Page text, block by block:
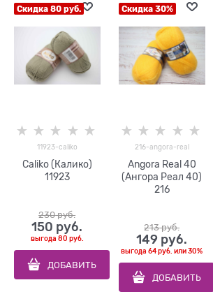
Скидка 80 руб.
11923-caliko
Caliko (Калико)
11923
230 руб.
150 руб.
выгода 80 руб.
ДОБАВИТЬ
Скидка 30%
216-angora-real
Angora Real 40
(Ангора Реал 40)
216
213 руб.
149 руб.
выгода64 руб. или30%
ДОБАВИТЬ